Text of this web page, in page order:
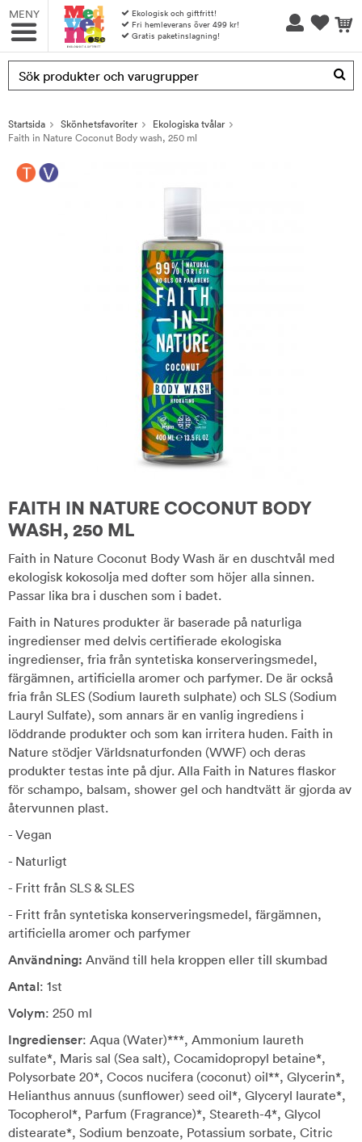
MENY
Ekologisk och giftfritt!
Fri hemleverans över 499 kr!
Gratis paketinslagning!
Produkten har blivit tillagd i varukorgen
Startsida Skönhetsfavoriter
Ekologiska tvålar
Faith in Nature Coconut Body wash, 250 ml
FAITH IN NATURE COCONUT BODY
WASH, 250 ML
Faith in Nature Coconut Body Wash är en duschtvål med
ekologisk kokosolja med dofter som höjer alla sinnen.
Passar lika bra i duschen som i badet.
Faith in Natures produkter är baserade på naturliga
ingredienser med delvis certifierade ekologiska
ingredienser, fria från syntetiska konserveringsmedel,
färgämnen, artificiella aromer och parfymer. De är också
fria från SLES (Sodium laureth sulphate) och SLS (Sodium
Lauryl Sulfate), som annars är en vanlig ingrediens i
löddrande produkter och som kan irritera huden. Faith in
Nature stödjer Världsnaturfonden (WWF) och deras
produkter testas inte på djur. Alla Faith in Natures flaskor
för schampo, balsam, shower gel och handtvätt är gjorda av
återvunnen plast.
- Vegan
- Naturligt
- Fritt från SLS & SLES
- Fritt från syntetiska konserveringsmedel, färgämnen,
artificiella aromer och parfymer
Användning: Använd till hela kroppen eller till skumbad
Antal: 1st
Volym: 250 ml
Ingredienser: Aqua (Water)***, Ammonium laureth
sulfate*, Maris sal (Sea salt), Cocamidopropyl betaine*,
Polysorbate 20*, Cocos nucifera (coconut) oil**, Glycerin*,
Helianthus annuus (sunflower) seed oil*, Glyceryl laurate*,
Tocopherol*, Parfum (Fragrance)*, Steareth-4*, Glycol
distearate*, Sodium benzoate, Potassium sorbate, Citric